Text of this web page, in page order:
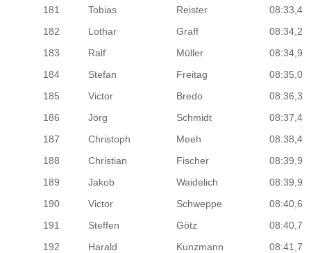
181
Tobias Reister
08:33,4
182
Lothar Graff
08:34,2
183
Ralf Müller
08:34,9
184
Stefan Freitag
08:35,0
185
Victor Bredo
08:36,3
186
Jörg Schmidt
08:37,4
187
Christoph Meeh
08:38,4
188
Christian Fischer
08:39,9
189
Jakob Waidelich
08:39,9
190
Victor Schweppe
08:40,6
191
Steffen Götz
08:40,7
192
Harald Kunzmann
08:41,7